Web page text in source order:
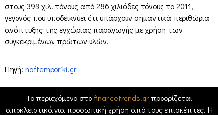
στους 398 χιλ. τόνους από 286 χιλιάδες τόνους το 2011,
γεγονός που υποδεικνύει ότι υπάρχουν σημαντικά περιθώρια
ανάπτυξης της εγχώριας παραγωγής με χρήση των
συγκεκριμένων πρώτων υλών.
Πηγή: naftemporiki.gr
Το περιεχόμενο στο financetrends.grπροορίζεται
αποκλειστικά για προσωπική χρήση από τους επισκέπτες. Η